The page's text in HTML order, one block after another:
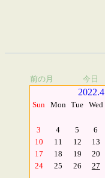
前の月 今日
2022.4
Sun Mon Tue Wed
3
4 5 6
10
11 12 13
17
18 19 20
24
25 26 27